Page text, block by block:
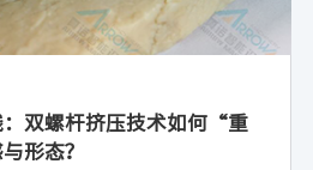
：双螺杆挤压技术如何“重
形态？